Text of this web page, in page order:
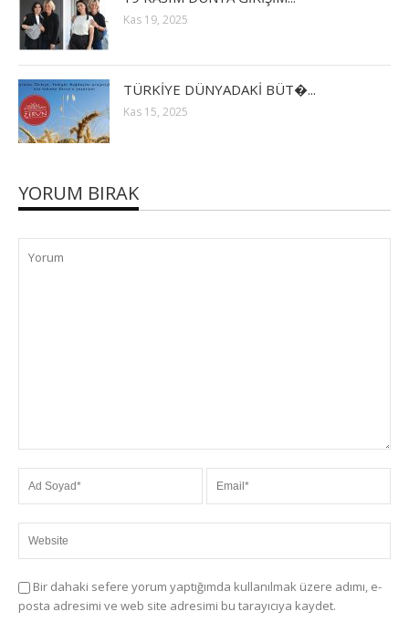
Kas 19, 2025
TÜRKİYE DÜNYADAKİ BÜT�...
Kas 15, 2025
YORUM BIRAK
Bir dahaki sefere yorum yaptığımda kullanılmak üzere adımı, e-
posta adresimi ve web site adresimi bu tarayıcıya kaydet.